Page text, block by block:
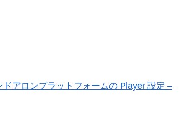
ドアロンプラットフォームの Player 設定 –